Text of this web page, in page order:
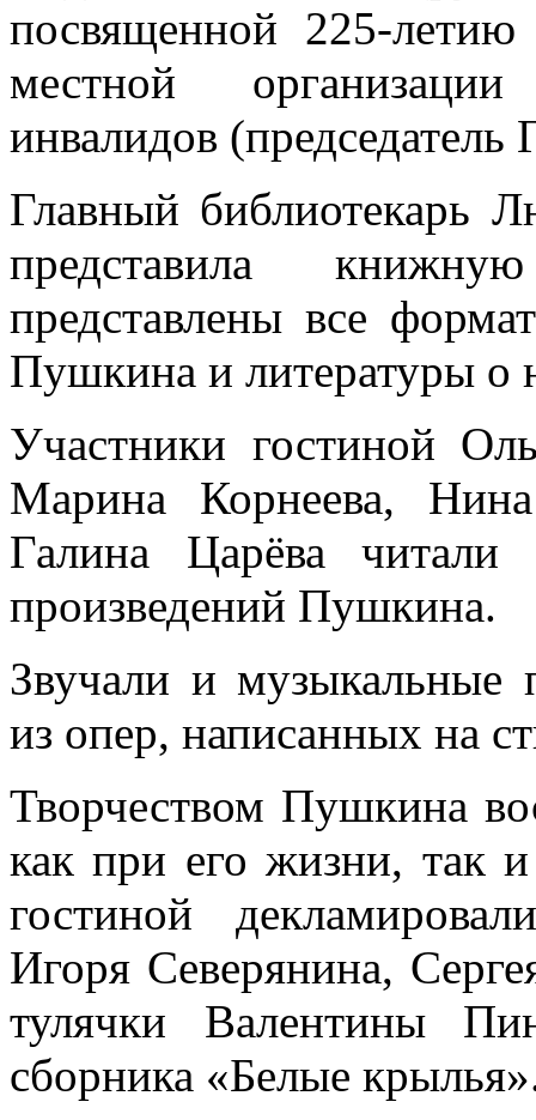
посвященной 225-
местной
инвалидов (председатель
Главный библиотекарь
представила
представлены все
Пушкина и литературы о
Участники гостиной
Марина Корнеева,
Галина Царёва
произведений Пушкина.
Звучали и музыкальные
из опер, написанных на
Творчеством Пушкина
как при его жизни, так и
гостиной
Игоря Северянина,
тулячки Валентины
сборника «Белые